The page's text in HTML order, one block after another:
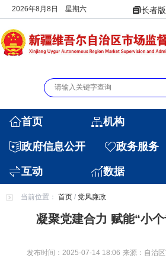
2026年8月8日 星期六 长者版
首页 机构
政府信息公开 政务服务
互动 数据
当前位置： 首页 / 党风廉政
凝聚党建合力 赋能“小
发布时间：2025-07-14 18:06 来源：自治